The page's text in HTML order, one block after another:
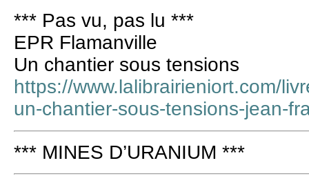
*** Pas vu, pas lu ***
EPR Flamanville
Un chantier sous tensions
https://www.lalibrairieniort.com/
un-chantier-sous-tensions-jean-
*** MINES D’URANIUM ***